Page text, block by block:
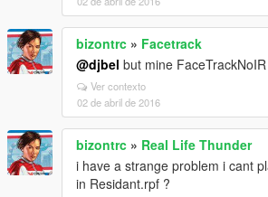
bizontrc » Facetrack
@djbel but mine
Ver contexto
02 de abril de 2016
bizontrc » Real Life Thunder
i have a strange problem i cant
in Residant.rpf ?